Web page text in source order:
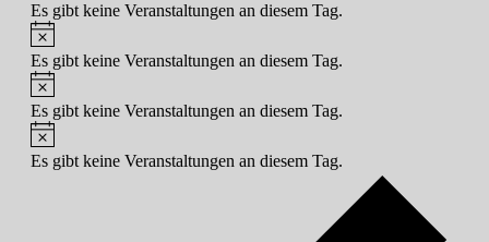
Es gibt keine Veranstaltungen an diesem Tag.
Hinweis
Es gibt keine Veranstaltungen an diesem Tag.
Hinweis
Es gibt keine Veranstaltungen an diesem Tag.
Hinweis
Es gibt keine Veranstaltungen an diesem Tag.